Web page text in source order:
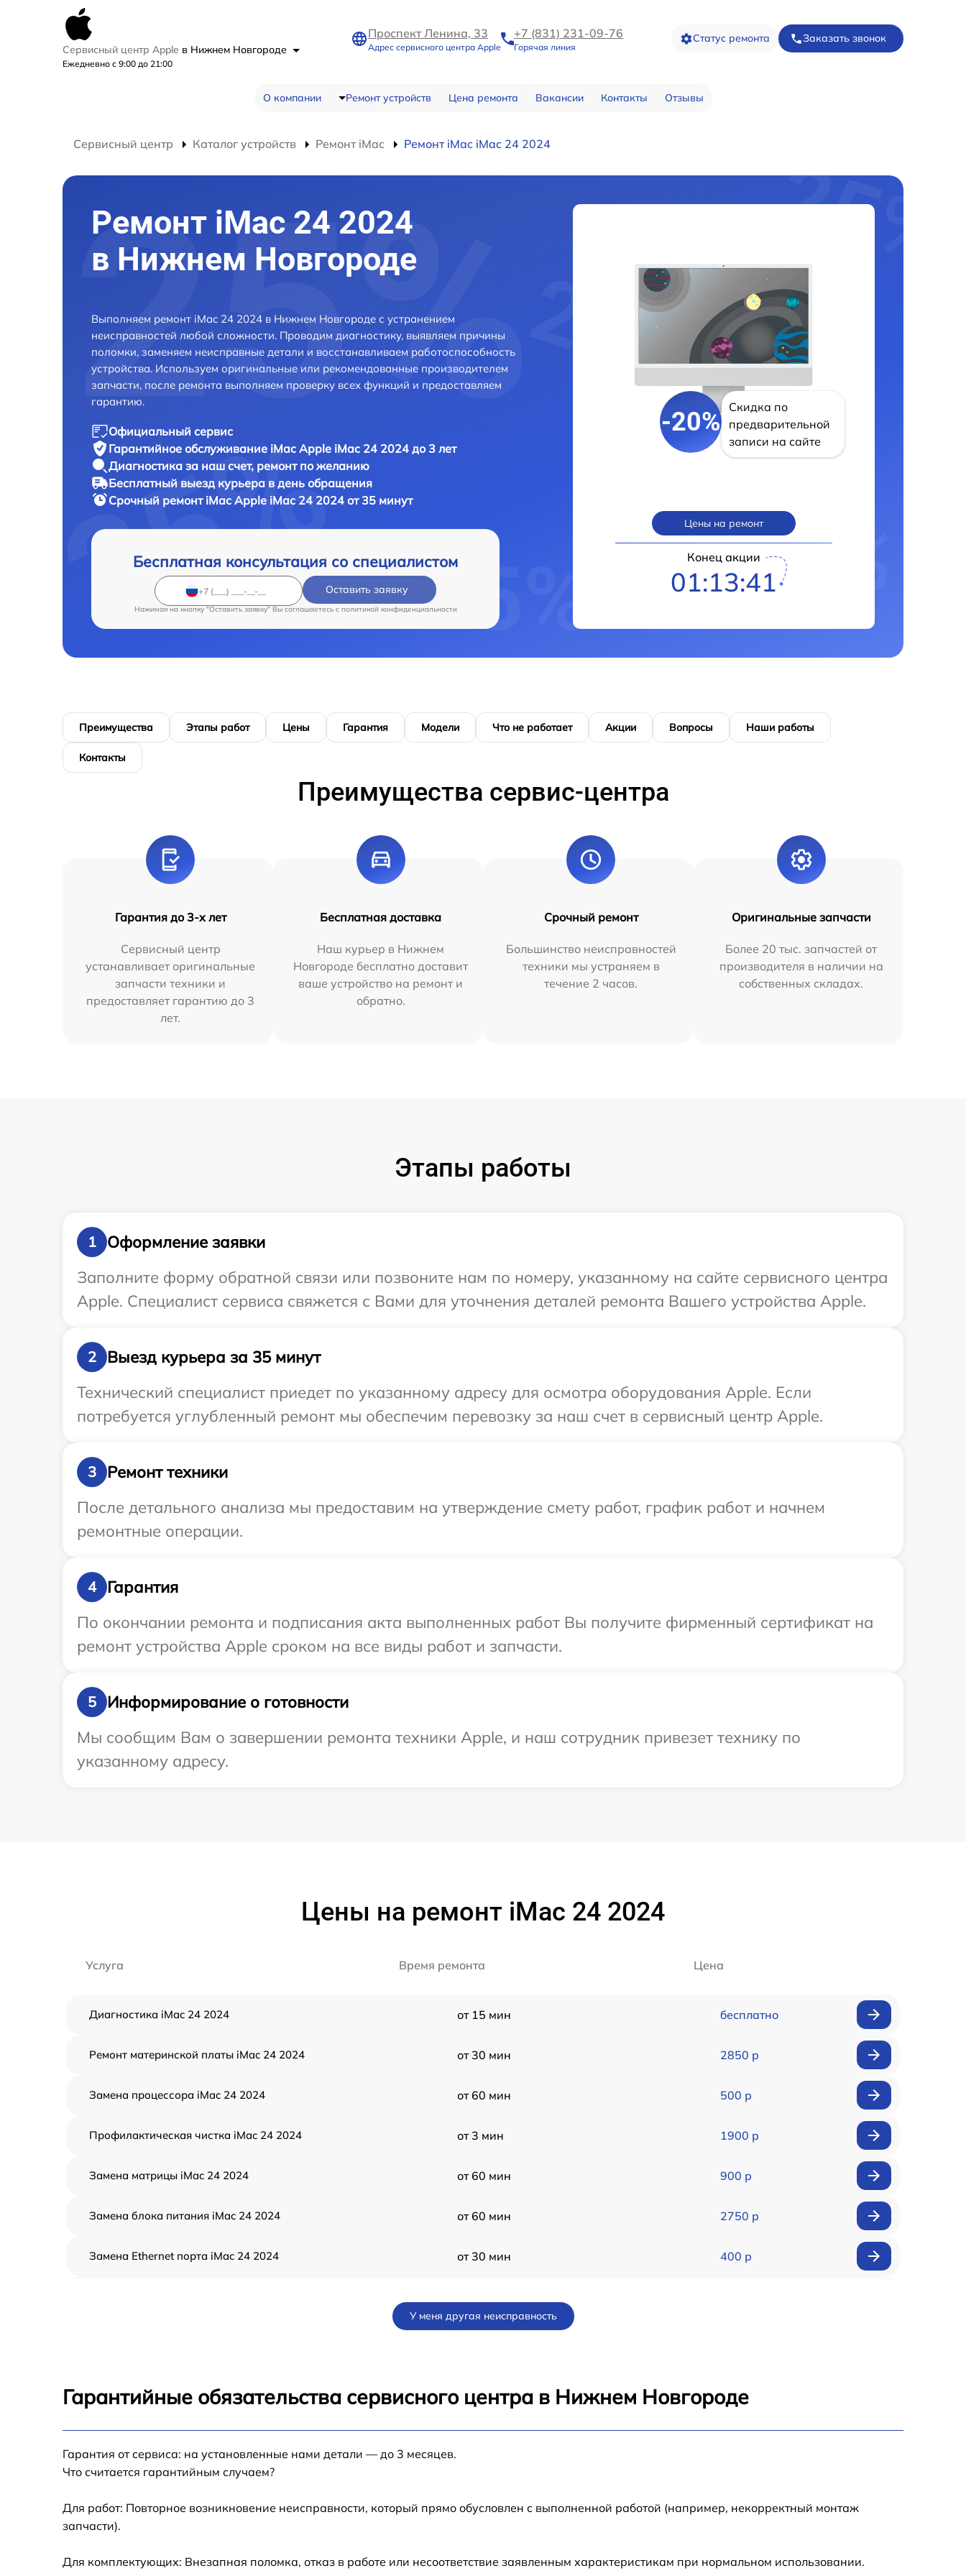
Сервисный центр Apple в Нижнем Новгороде
Ежедневно с 9:00 до 21:00
Проспект Ленина, 33
Адрес сервисного центра Apple
+7 (831) 231-09-76
Горячая линия
Статус ремонта Заказать звонок
О компании Ремонт устройств Цена ремонта Вакансии Контакты Отзывы
Сервисный центр Каталог устройств Ремонт iMac Ремонт iMac iMac 24 2024
Ремонт iMac 24 2024
в Нижнем Новгороде
Выполняем ремонт iMac 24 2024 в Нижнем Новгороде с устранением
неисправностей любой сложности. Проводим диагностику, выявляем причины
поломки, заменяем неисправные детали и восстанавливаем работоспособность
устройства. Используем оригинальные или рекомендованные производителем
запчасти, после ремонта выполняем проверку всех функций и предоставляем
гарантию.
Официальный сервис
Гарантийное обслуживание iMac Apple iMac 24 2024 до 3 лет
Диагностика за наш счет, ремонт по желанию
Бесплатный выезд курьера в день обращения
Срочный ремонт iMac Apple iMac 24 2024 от 35 минут
Бесплатная консультация со специалистом
Оставить заявку
Нажимая на кнопку "Оставить заявку" Вы соглашаетесь c политикой конфиденциальности
-20%
Скидка по
предварительной
записи на сайте
Цены на ремонт
Конец акции
01:13:40
Преимущества Этапы работ Цены Гарантия Модели Что не работает Акции Вопросы Наши работы
Контакты
Преимущества сервис-центра
Гарантия до 3-х лет
Сервисный центр
устанавливает оригинальные
запчасти техники и
предоставляет гарантию до 3
лет.
Бесплатная доставка
Наш курьер в Нижнем
Новгороде бесплатно доставит
ваше устройство на ремонт и
обратно.
Срочный ремонт
Большинство неисправностей
техники мы устраняем в
течение 2 часов.
Оригинальные запчасти
Более 20 тыс. запчастей от
производителя в наличии на
собственных складах.
Этапы работы
1
Оформление заявки
Заполните форму обратной связи или позвоните нам по номеру, указанному на сайте сервисного центра
Apple. Специалист сервиса свяжется с Вами для уточнения деталей ремонта Вашего устройства Apple.
2
Выезд курьера за 35 минут
Технический специалист приедет по указанному адресу для осмотра оборудования Apple. Если
потребуется углубленный ремонт мы обеспечим перевозку за наш счет в сервисный центр Apple.
3
Ремонт техники
После детального анализа мы предоставим на утверждение смету работ, график работ и начнем
ремонтные операции.
4
Гарантия
По окончании ремонта и подписания акта выполненных работ Вы получите фирменный сертификат на
ремонт устройства Apple сроком на все виды работ и запчасти.
5
Информирование о готовности
Мы сообщим Вам о завершении ремонта техники Apple, и наш сотрудник привезет технику по
указанному адресу.
Цены на ремонт iMac 24 2024
Услуга Время ремонта Цена
Диагностика iMac 24 2024 от 15 мин бесплатно
Ремонт материнской платы iMac 24 2024 от 30 мин 2850 р
Замена процессора iMac 24 2024 от 60 мин 500 р
Профилактическая чистка iMac 24 2024 от 3 мин 1900 р
Замена матрицы iMac 24 2024 от 60 мин 900 р
Замена блока питания iMac 24 2024 от 60 мин 2750 р
Замена Ethernet порта iMac 24 2024 от 30 мин 400 р
Замена аккумулятора (батареи) iMac 24 2024
Замена видеоадаптера (видеокарты) iMac 24
У меня другая неисправность
Гарантийные обязательства сервисного центра в Нижнем Новгороде
Гарантия от сервиса: на установленные нами детали — до 3 месяцев.
Что считается гарантийным случаем?
Для работ: Повторное возникновение неисправности, который прямо обусловлен с выполненной работой (например, некорректный монтаж
запчасти).
Для комплектующих: Внезапная поломка, отказ в работе или несоответствие заявленным характеристикам при нормальном использовании.